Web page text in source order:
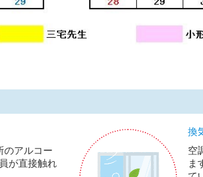
のアルコー
が直接触れ
換
空
ま